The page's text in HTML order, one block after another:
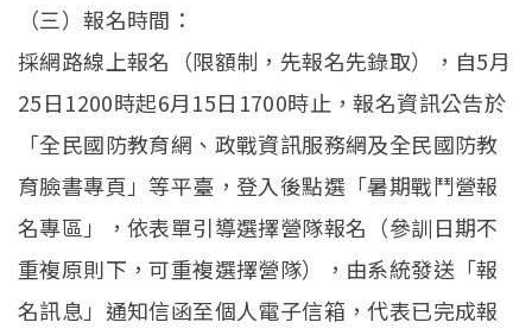
（三）報名時間：
採網路線上報名（限額制，先報名先錄取），自5月
25日1200時起6月15日1700時止，報名資訊公告於
「全民國防教育網、政戰資訊服務網及全民國防教
育臉書專頁」等平臺，登入後點選「暑期戰鬥營報
名專區」，依表單引導選擇營隊報名（參訓日期不
重複原則下，可重複選擇營隊），由系統發送「報
名訊息」通知信函至個人電子信箱，代表已完成報